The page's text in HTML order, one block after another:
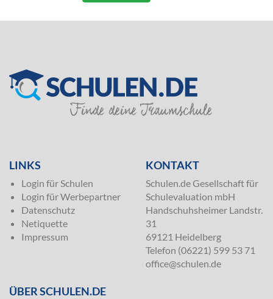
LINKS
Login für Schulen
Login für Werbepartner
Datenschutz
Netiquette
Impressum
KONTAKT
Schulen.de Gesellschaft für
Schulevaluation mbH
Handschuhsheimer Landstr.
31
69121 Heidelberg
Telefon (06221) 599 53 71
office@schulen.de
ÜBER SCHULEN.DE